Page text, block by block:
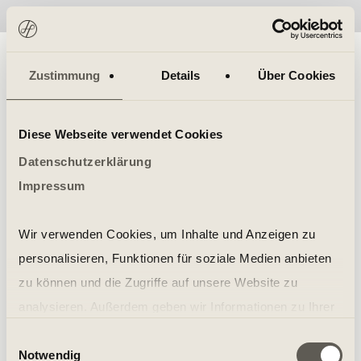
Zustimmung Details Über Cookies
Diese Webseite verwendet Cookies
Datenschutzerklärung
Impressum
Wir verwenden Cookies, um Inhalte und Anzeigen zu
personalisieren, Funktionen für soziale Medien anbieten
zu können und die Zugriffe auf unsere Website zu
soziale Medien, Werbung und Analysen weiter. Unsere
Notwendig